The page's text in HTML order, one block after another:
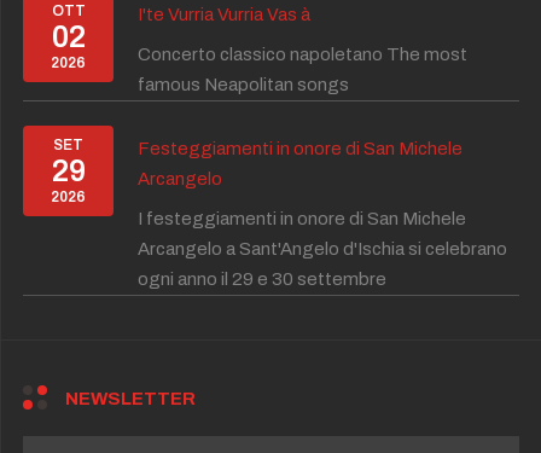
OTT
02
2026
I'te Vurria Vurria Vas à
Concerto classico napoletano The most
famous Neapolitan songs
SET
29
2026
Festeggiamenti in onore di San Michele
Arcangelo
I festeggiamenti in onore di San Michele
Arcangelo a Sant'Angelo d'Ischia si celebrano
ogni anno il 29 e 30 settembre
NEWSLETTER